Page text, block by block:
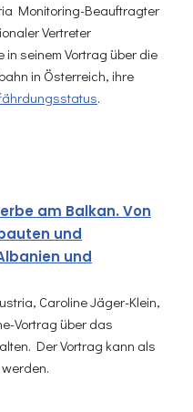
Monitoring-Beauftragter
Vertreter
in seinem Vortrag über die
in Österreich, ihre
.
am Balkan. Von
und
und
Caroline Jäger-Klein,
Vortrag über das
Der Vortrag kann als